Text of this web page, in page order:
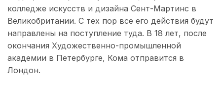
колледже искусств и дизайна Сент-Мартинс в
Великобритании. С тех пор все его действия будут
направлены на поступление туда. В 18 лет, после
окончания Художественно-промышленной
академии в Петербурге, Кома отправится в
Лондон.